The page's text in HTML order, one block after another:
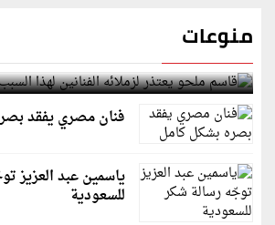
منوعات
قاسم ملحو يعتذر لزملائه الفنانين لهذا
فنان مصري يفقد
ياسمين عبد العزيز
للسعودية